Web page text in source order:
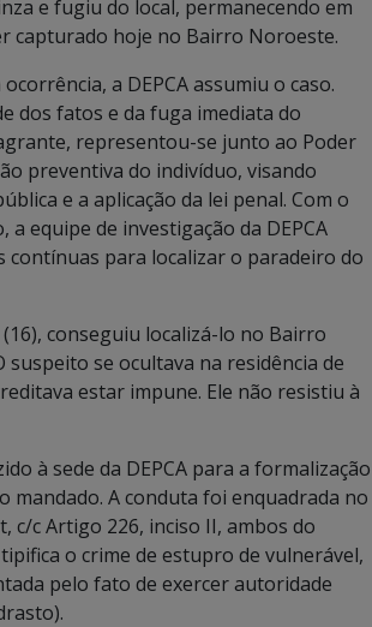
e fugiu do local, permanecendo em
capturado hoje no Bairro Noroeste.
a DEPCA assumiu o caso.
dos fatos e da fuga imediata do
representou-se junto ao Poder
preventiva do indivíduo, visando
e a aplicação da lei penal. Com o
a equipe de investigação da DEPCA
contínuas para localizar o paradeiro do
conseguiu localizá-lo no Bairro
suspeito se ocultava na residência de
estar impune. Ele não resistiu à
à sede da DEPCA para a formalização
mandado. A conduta foi enquadrada no
c/c Artigo 226, inciso II, ambos do
o crime de estupro de vulnerável,
pelo fato de exercer autoridade